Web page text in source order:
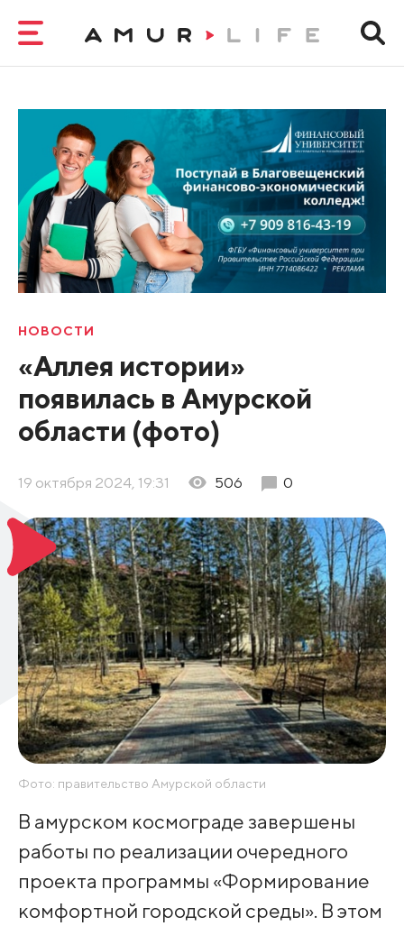
НОВОСТИ
«Аллея истории»
появилась в Амурской
области (фото)
19 октября 2024, 19:31 506 0
Фото: правительство Амурской области
В амурском космограде завершены
работы по реализации очередного
проекта программы «Формирование
комфортной городской среды». В этом